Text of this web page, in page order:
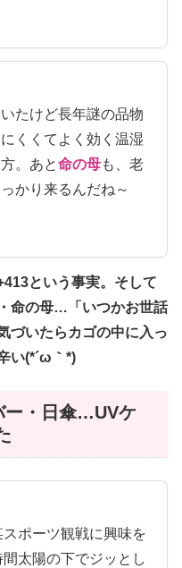
たけど長年謎の品物
くくてよく効く温湿
。あと命の母も、老
かり来るんだね～
という事実。そして
命の母…「いつかお世話
づいたらカゴの中に入っ
い(*´ω｀*)
ー・日傘…UVケ
スポーツ観戦に興味を
太陽の下でジッとし